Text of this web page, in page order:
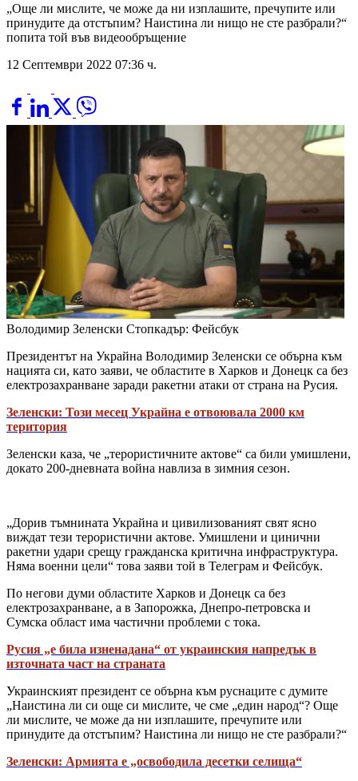
„Още ли мислите, че може да ни изплашите, пречупите или
принудите да отстъпим? Наистина ли нищо не сте разбрали?“
попита той във видеообръщение
12 Септември 2022 07:36 ч.
Володимир Зеленски Стопкадър: Фейсбук
Президентът на Украйна Володимир Зеленски се обърна към
нацията си, като заяви, че областите в Харков и Донецк са без
електрозахранване заради ракетни атаки от страна на Русия.
Зеленски: Този месец Украйна е отвоювала 2000 км
територия
Зеленски каза, че „терористичните актове“ са били умишлени,
докато 200-дневната война навлиза в зимния сезон.
„Дорив тъмнината Украйна и цивилизованият свят ясно
виждат тези терористични актове. Умишлени и цинични
ракетни удари срещу гражданска критична инфраструктура.
Няма военни цели“ това заяви той в Телеграм и Фейсбук.
По негови думи областите Харков и Донецк са без
електрозахранване, а в Запорожка, Днепро-петровска и
Сумска област има частични проблеми с тока.
Русия „е била изненадана“ от украинския напредък в
източната част на страната
Украинският президент се обърна към руснаците с думите
„Наистина ли си още си мислите, че сме „един народ“? Още
ли мислите, че може да ни изплашите, пречупите или
принудите да отстъпим? Наистина ли нищо не сте разбрали?“
Зеленски: Армията е „освободила десетки селища“